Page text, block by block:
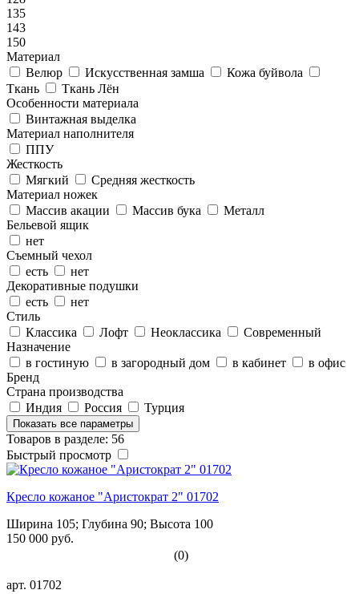
135
143
150
Материал
Велюр
Искусственная замша
Кожа буйвола
Ткань
Ткань Лён
Особенности материала
Винтажная выделка
Материал наполнителя
ППУ
Жесткость
Мягкий
Средняя жесткость
Материал ножек
Массив акации
Массив бука
Металл
Бельевой ящик
нет
Съемный чехол
есть
нет
Декоративные подушки
есть
нет
Стиль
Классика
Лофт Неоклассика
Современный
Назначение
в гостиную
в загородный дом в кабинет
в офис
Бренд
Страна производства
Индия
Россия Турция
Показать все параметры
Товаров в разделе: 56
Быстрый просмотр
Кресло кожаное "Аристократ 2" 01702
Ширина 105; Глубина 90; Высота 100
150 000 руб.
(0)
арт. 01702